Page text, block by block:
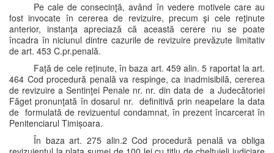
Pe cale de consecinţă, având în vedere motivele care au
fost invocate în cererea de revizuire, precum şi cele reţinute
anterior, instanţa apreciază că această cerere nu se poate
încadra în niciunul dintre cazurile de revizuire prevăzute limitativ
de art. 453 C.pr.penală.
Față de cele reținute, în baza art. 459 alin. 5 raportat la art.
464 Cod procedură penală va respinge, ca inadmisibilă, cererea
de revizuire a Sentinţei Penale nr. nr. din data de a Judecătoriei
Făget pronunţată în dosarul nr. definitivă prin neapelare la data
de formulată de revizuentul condamnat, în prezent încarcerat în
Penitenciarul Timișoara.
În baza art. 275 alin.2 Cod procedură penală va obliga